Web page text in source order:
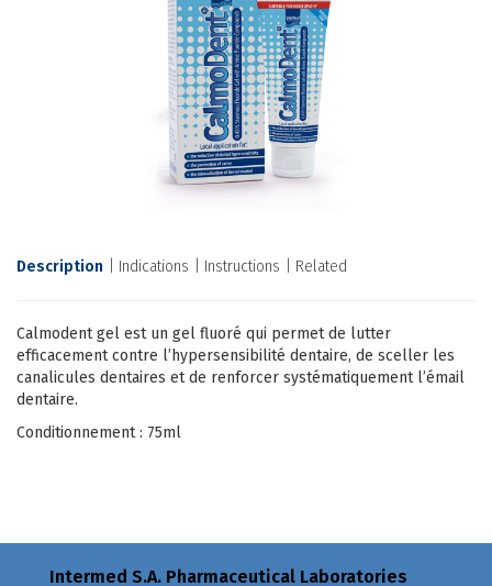
Description Indications Instructions Related
Calmodent gel est un gel fluoré qui permet de lutter
efficacement contre l’hypersensibilité dentaire, de sceller les
canalicules dentaires et de renforcer systématiquement l’émail
dentaire.
Conditionnement : 75ml
Intermed S.A. Pharmaceutical Laboratories